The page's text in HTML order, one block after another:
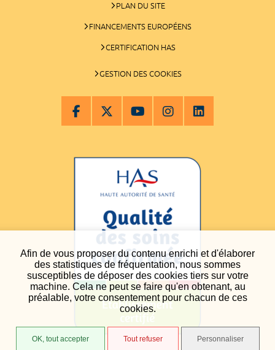
Afin de vous proposer du contenu enrichi et d'élaborer
des statistiques de fréquentation, nous sommes
susceptibles de déposer des cookies tiers sur votre
machine. Cela ne peut se faire qu'en obtenant, au
préalable, votre consentement pour chacun de ces
cookies.
OK, tout accepter Tout refuser Personnaliser
PLAN DU SITE
FINANCEMENTS EUROPÉENS
CERTIFICATION HAS
GESTION DES COOKIES